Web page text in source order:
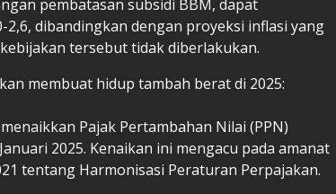
pembatasan subsidi BBM, dapat
dibandingkan dengan proyeksi inflasi yang
tersebut tidak diberlakukan.
membuat hidup tambah berat di 2025:
Pajak Pertambahan Nilai (PPN)
2025. Kenaikan ini mengacu pada amanat
tentang Harmonisasi Peraturan Perpajakan.